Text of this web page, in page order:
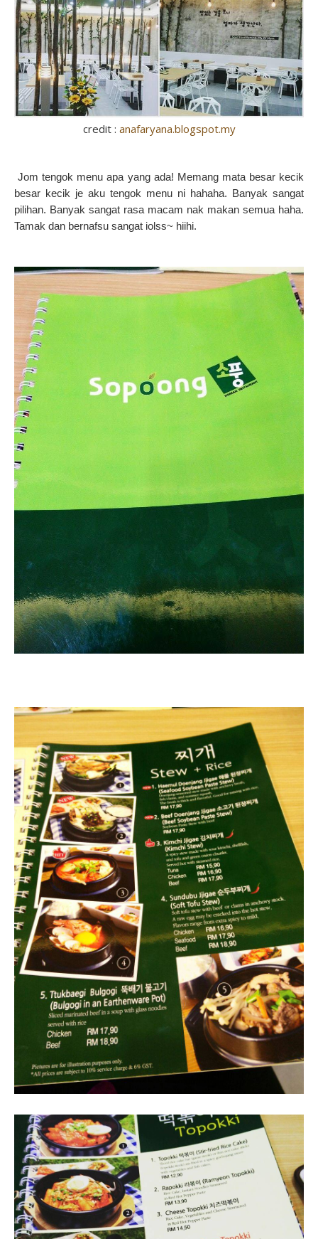
credit : anafaryana.blogspot.my
Jom tengok menu apa yang ada! Memang mata besar kecik
besar kecik je aku tengok menu ni hahaha. Banyak sangat
pilihan. Banyak sangat rasa macam nak makan semua haha.
Tamak dan bernafsu sangat iolss~ hiihi.